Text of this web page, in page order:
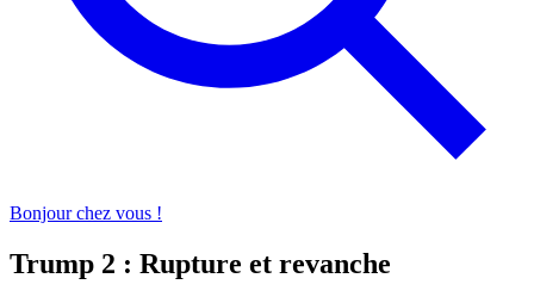
Bonjour chez vous !
Trump 2 : Rupture et revanche